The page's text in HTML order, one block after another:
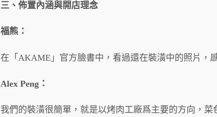
三、佈置內涵與開店理念
福熊：
在「AKAME」官方臉書中，看過還在裝潢中的照片，
Alex Peng：
我們的裝潢很簡單，就是以烤肉工廠爲主要的方向，